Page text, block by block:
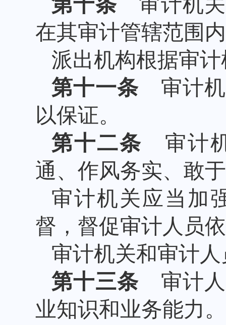
在其审计管辖范围
派出机构根据审
第十一条 审计机
以保证。
第十二条 审计
通、作风务实、敢
审计机关应当加
督，督促审计人员
审计机关和审计
第十三条 审计人
业知识和业务能力。